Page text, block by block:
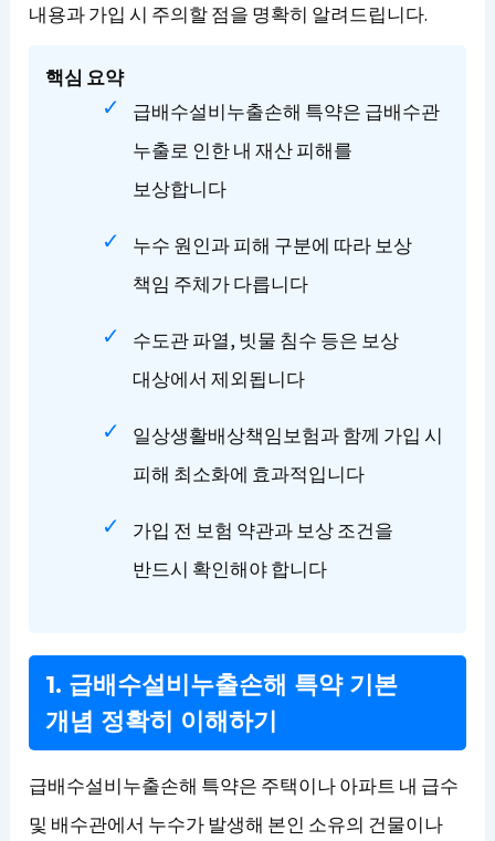
내용과 가입 시 주의할 점을 명확히 알려드립니다.
핵심 요약
급배수설비누출손해 특약은 급배수관
누출로 인한 내 재산 피해를
보상합니다
누수 원인과 피해 구분에 따라 보상
책임 주체가 다릅니다
수도관 파열, 빗물 침수 등은 보상
대상에서 제외됩니다
일상생활배상책임보험과 함께 가입 시
피해 최소화에 효과적입니다
가입 전 보험 약관과 보상 조건을
반드시 확인해야 합니다
1. 급배수설비누출손해 특약 기본
개념 정확히 이해하기
급배수설비누출손해 특약은 주택이나 아파트 내 급수
및 배수관에서 누수가 발생해 본인 소유의 건물이나